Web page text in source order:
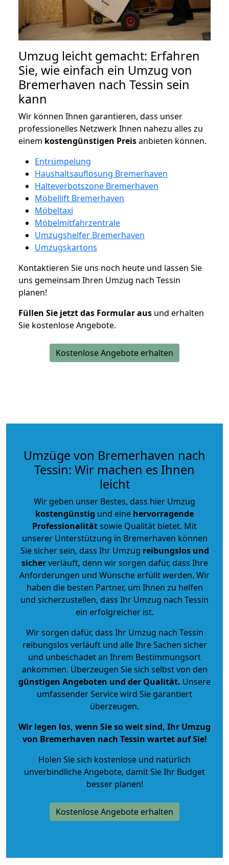
Umzug leicht gemacht: Erfahren
Sie, wie einfach ein Umzug von
Bremerhaven nach Tessin sein
kann
Wir können Ihnen garantieren, dass unser
professionelles Netzwerk Ihnen nahezu alles zu
einem kostengünstigen Preisanbieten können.
Entrümpelung
Haushaltsauflösung Bremerhaven
Halteverbotszone Bremerhaven
Möbellift Bremerhaven
Möbeltaxi
Möbelmitfahrzentrale
Umzugshelfer Bremerhaven
Umzugskartons
Kontaktieren Sie uns noch heute und lassen Sie
uns gemeinsam Ihren Umzug nach Tessin
planen!
Füllen Sie jetzt das Formular aus und erhalten
Sie kostenlose Angebote.
Kostenlose Angebote erhalten
Umzüge von Bremerhaven nach
Tessin: Wir machen es Ihnen
leicht
Wir geben unser Bestes, dass hier Umzug
kostengünstig und eine hervorragende
Professionalitätsowie Qualität bietet. Mit
unserer Unterstützung in Bremerhaven können
Sie sicher sein, dass Ihr Umzug reibungslos und
sicherverläuft, denn wir sorgen dafür, dass Ihre
Anforderungen und Wünsche erfüllt werden. Wir
haben die besten Partner, um Ihnen zu helfen
und sicherzustellen, dass Ihr Umzug nach Tessin
ein erfolgreicher ist.
Wir sorgen dafür, dass Ihr Umzug nach Tessin
reibungslos verläuft und alle Ihre Sachen sicher
und unbeschadet an Ihrem Bestimmungsort
ankommen. Überzeugen Sie sich selbst von den
günstigen Angeboten und der Qualität. Unsere
umfassender Service wird Sie garantiert
überzeugen.
Wir legen los, wenn Sie so weit sind, Ihr Umzug
von Bremerhaven nach Tessin wartet auf Sie!
Holen Sie sich kostenlose und natürlich
unverbindliche Angebote, damit Sie Ihr Budget
besser planen!
Kostenlose Angebote erhalten